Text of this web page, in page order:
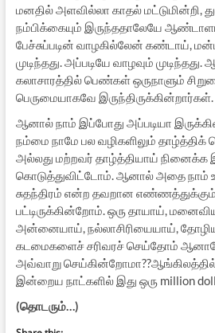
மனதில் அளவில்லா காதல் மட்டுமின்றி,
நம்பிக்கையும் இருந்ததாலேயே
பேச்சுப்படின் வாழகில்லேன் கண்டாய்,
முடிந்தது. அப்படியே வாழவும்
கலாசாரத்தில் பெண்கள் ஒருநாளும்
பெருமையாகவே இருந்திருக்கின்றார்கள்.
ஆனால் நாம் இப்போது அப்படியா
நம்மை நாமே பல வழிகளிலும்
அல்லது மற்றவர் தாழ்த்தியாய்
கொடுத்துவிட்டோம். ஆனால் அதை நாம்
சுதந்திரம் என்ற தவறான எண்ணத்துக்கும்
பட்டிருக்கின்றோம். ஒரு தாயாய்,
அன்னையாய், நல்லாசிரியையாய்,
கடமைகளைச் சரிவரச் செய்தோம்
அவ்வாறு
இன்றைய நாட்களில் இது ஒரு million
(தொடரும்…)